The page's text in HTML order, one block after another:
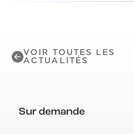
VOIR TOUTES LES
ACTUALITÉS
Sur demande